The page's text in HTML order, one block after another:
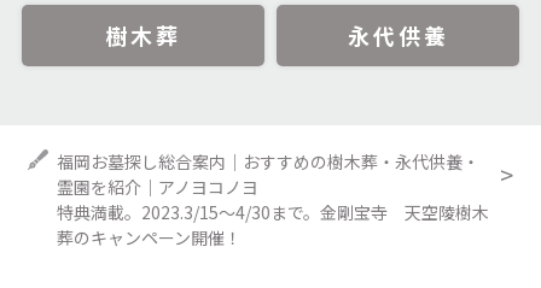
樹木葬 永代供養
福岡お墓探し総合案内｜おすすめの樹木葬・永代供養・
霊園を紹介｜アノヨコノヨ
特典満載。2023.3/15～4/30まで。金剛宝寺 天空陵樹木
葬のキャンペーン開催！